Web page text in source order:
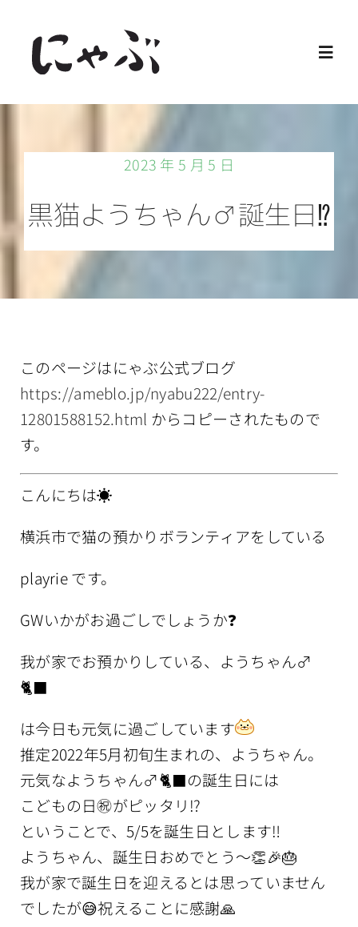
content
譲渡会
2023 年 5 月 5 日
黒猫ようちゃん♂誕生日⁉️
このページはにゃぶ公式ブログ
https://ameblo.jp/nyabu222/entry-
12801588152.html からコピーされたもので
す。
こんにちは☀️
横浜市で猫の預かりボランティアをしている
playrie です。
GWいかがお過ごしでしょうか❓
我が家でお預かりしている、ようちゃん♂
🐈‍⬛
は今日も元気に過ごしています
推定2022年5月初旬生まれの、ようちゃん。
元気なようちゃん♂🐈‍⬛の誕生日には
こどもの日㊗️がピッタリ⁉️
ということで、5/5を誕生日とします‼️
ようちゃん、誕生日おめでとう〜👏🎉🎂
我が家で誕生日を迎えるとは思っていません
でしたが😅祝えることに感謝🙏